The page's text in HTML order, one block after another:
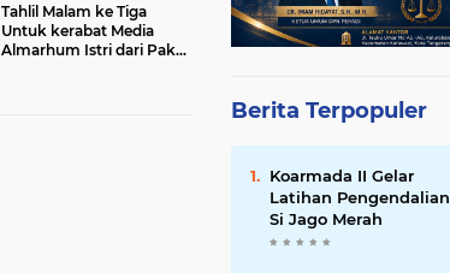
Tahlil Malam ke Tiga
Untuk kerabat Media
Almarhum Istri dari Pak
Berita Terpopuler
Koarmada II Gelar
Latihan Pengendalian
Si Jago Merah